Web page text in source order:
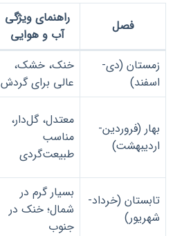
فصل
راهنمای ویژگی
آب و هوایی
زمستان (دی-
اسفند)
خنک، خشک،
عالی برای گردش
بهار (فروردین-
اردیبهشت)
معتدل، گل‌دار،
مناسب
طبیعت‌گردی
تابستان (خرداد-
شهریور)
بسیار گرم در
شمال؛ خنک در
جنوب